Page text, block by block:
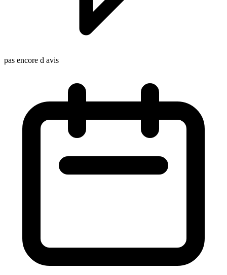
pas encore d avis